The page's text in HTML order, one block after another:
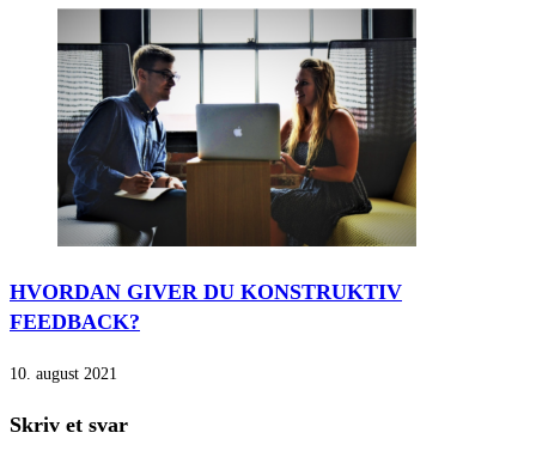
HVORDAN GIVER DU KONSTRUKTIV
FEEDBACK?
10. august 2021
Skriv et svar